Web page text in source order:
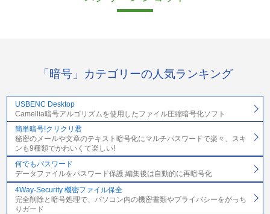
「暗号」カテゴリーの人気ランキング
USBENC Desktop
Camellia暗号アルゴリズムを使用したファイル圧縮暗号化ソフト
簡単暗号!クリクリ君
秘密のメールや文章のテキスト暗号化にマルチパスワードで楽々、スキ
ンも9種類でかわいくて楽しい!
何でもパスワード
データファイルをパスワード保護 編集後は自動的に再暗号化
4Way-Security 機密ファイル保全
完全削除と暗号処理で、パソコン内の機密書類やプライバシーをがっち
りガード